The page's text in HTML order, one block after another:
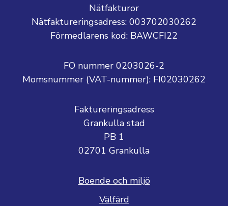
Nätfakturor
Nätfaktureringsadress: 003702030262
Förmedlarens kod: BAWCFI22
FO nummer 0203026-2
Momsnummer (VAT-nummer): FI02030262
Faktureringsadress
Grankulla stad
PB 1
02701 Grankulla
Boende och miljö
Välfärd